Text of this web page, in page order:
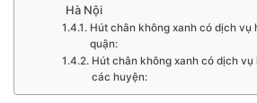
Hà Nội
Hút chân không xanh có dịch vụ
quận:
Hút chân không xanh có dịch
các huyện: